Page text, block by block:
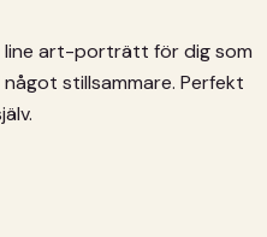
line art-porträtt för dig som
stillsammare. Perfekt